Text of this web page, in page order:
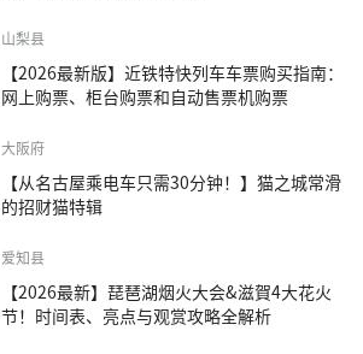
山梨县
【2026最新版】近铁特快列车车票购买指南：
网上购票、柜台购票和自动售票机购票
大阪府
【从名古屋乘电车只需30分钟！】猫之城常滑
的招财猫特辑
爱知县
【2026最新】琵琶湖烟火大会&滋賀4大花火
节！时间表、亮点与观赏攻略全解析